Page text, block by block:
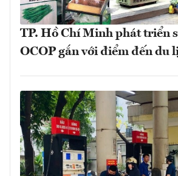
TP. Hồ Chí Minh phát triển
OCOP gắn với điểm đến du